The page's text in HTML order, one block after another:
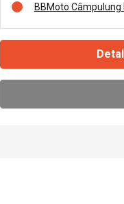
BBMoto Câmpulung